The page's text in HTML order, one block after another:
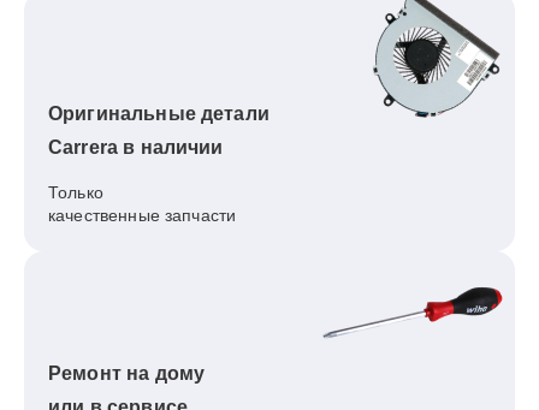
Оригинальные детали
Carrera в наличии
Только
качественные запчасти
Ремонт на дому